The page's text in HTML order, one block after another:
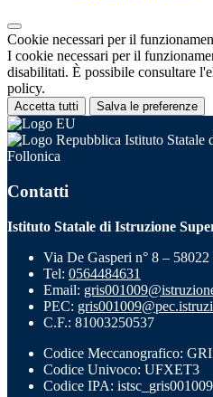
Cookie necessari per il
I cookie necessari per il
disabilitati. È possibile consultare
policy.
Accetta tutti Salva le preferenze
Istituto Statale
Follonica
Contatti
Istituto Statale di Istruzione
Via De Gasperi n° 8 –
Tel: 0564484631
Email:
PEC:
C.F.: 81003250537
Codice Meccanografico:
Codice Univoco: UFXET3
Codice IPA: istsc_gris001009